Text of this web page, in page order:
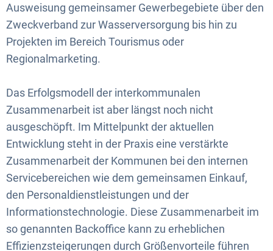
Ausweisung gemeinsamer Gewerbegebiete über den
Zweckverband zur Wasserversorgung bis hin zu
Projekten im Bereich Tourismus oder
Regionalmarketing.
Das Erfolgsmodell der interkommunalen
Zusammenarbeit ist aber längst noch nicht
ausgeschöpft. Im Mittelpunkt der aktuellen
Entwicklung steht in der Praxis eine verstärkte
Zusammenarbeit der Kommunen bei den internen
Servicebereichen wie dem gemeinsamen Einkauf,
den Personaldienstleistungen und der
Informationstechnologie. Diese Zusammenarbeit im
so genannten Backoffice kann zu erheblichen
Effizienzsteigerungen durch Größenvorteile führen